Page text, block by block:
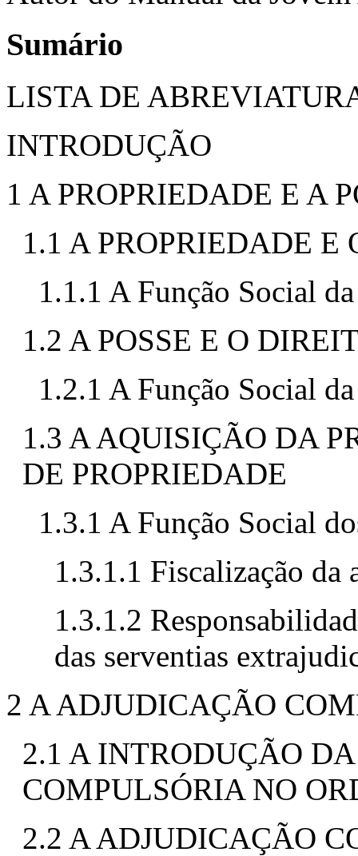
Sumário
LISTA DE
INTRODUÇÃO
1 A PROPRIEDADE E A
1.1 A PROPRIEDADE E
1.1.1 A Função Social
1.2 A POSSE E O
1.2.1 A Função Social da
1.3 A AQUISIÇÃO DA
DE PROPRIEDADE
1.3.1 A Função Social
1.3.1.1 Fiscalização
1.3.1.2
das serventias
2 A ADJUDICAÇÃO
2.1 A INTRODUÇÃO
COMPULSÓRIA NO
2.2 A ADJUDICAÇÃO